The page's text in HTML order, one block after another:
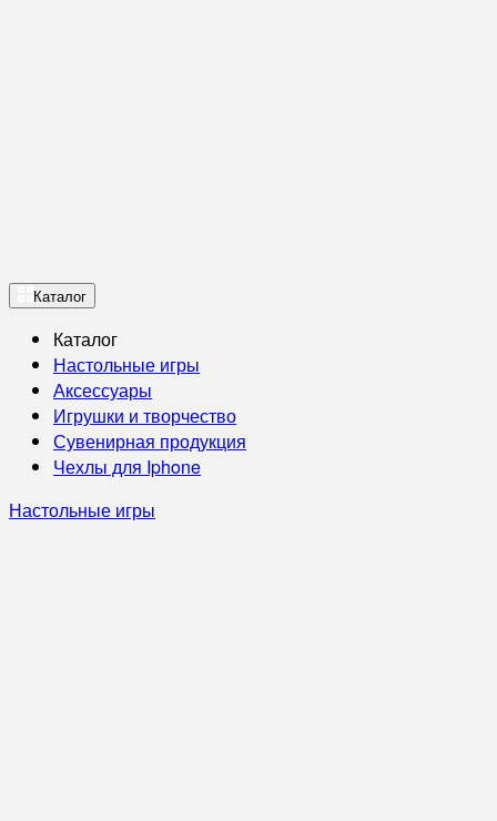
Каталог
Каталог
Настольные игры
Аксессуары
Игрушки и творчество
Сувенирная продукция
Чехлы для Iphone
Настольные игры